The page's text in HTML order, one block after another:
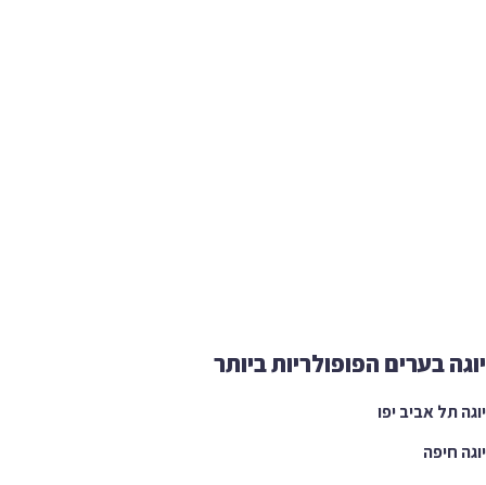
בערים הפופולריות ביותר
תל אביב יפו
חיפה